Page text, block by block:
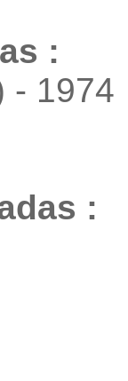
:
- 1974
: